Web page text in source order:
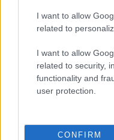
I want to allow
related to
I want to allow
related to security,
functionality and
user protection.
CONFIRM
korábban dolgozni
utazni, vagy amit ki
érdemes
mindezeket még
9. Az
gondolata